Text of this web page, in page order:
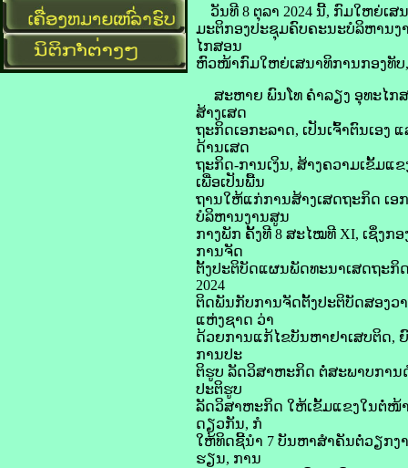
ວັນທີ 8 ຕຸລາ 2024 ນີ້, ກົມໃຫຍ່ເ
ມະຕິກອງປະຊຸມຄົບຄະນະບໍລິຫານງ
ໄກສອນ
ຫົວໜ້າກົມໃຫຍ່ເສນາທິການກອງທັ
ສະຫາຍ ພົນໂທ ຄໍາລຽງ ອຸທະໄກ
ສ້າງເສດ
ຖະກິດເອກະລາດ, ເປັນເຈົ້າຕົນເອ
ດ້ານເສດ
ຖະກິດ-ການເງິນ, ສ້າງຄວາມເຂັ້ມແ
ເພື່ອເປັນພື້ນ
ຖານໃຫ້ແກ່ການສ້າງເສດຖະກິດ ເອ
ບໍລິຫານງານສູນ
ກາງພັກ ຄັ້ງທີ 8 ສະໄໝທີ XI, ເຊິ່ງກ
ການຈັດ
ຕັ້ງປະຕິບັດແຜນພັດທະນາເສດຖະກິ
2024
ຕິດພັນກັບການຈັດຕັ້ງປະຕິບັດສອງວ
ແຫ່ງຊາດ ວ່າ
ດ້ວຍການແກ້ໄຂບັນຫາຢາເສບຕິດ,
ການປະ
ຕິຮູບ ລັດວິສາຫະກິດ ຕໍ່ສະພາບການ
ປະຕິຮູບ
ລັດວິສາຫະກິດ ໃຫ້ເຂັ້ມແຂງໃນຕໍ່ໜ້
ດຽວກັນ, ກໍ
ໃຫ້ທິດຊີ້ນໍາ 7 ບັນຫາສໍາຄັນຕໍ່ວຽກງ
ຮຽນ, ການ